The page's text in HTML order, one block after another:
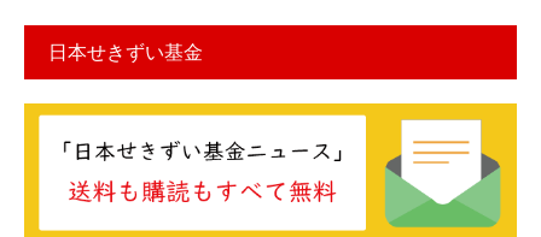
日本せきずい基金